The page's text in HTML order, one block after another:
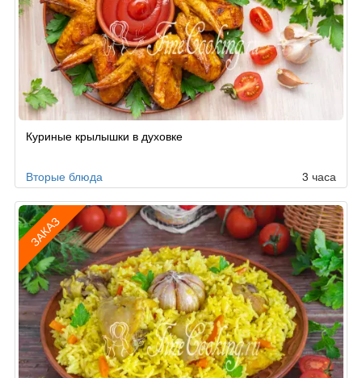
Куриные крылышки в духовке
Вторые блюда 3 часа
ЗАКАЗ